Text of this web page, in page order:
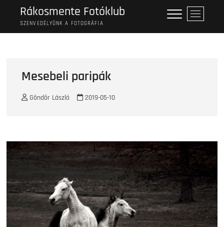
content
Rákosmente Fotóklub
SZENVEDÉLYÜNK A FOTOGRÁFIA
M
e
n
Mesebeli paripák
Göndör László 2019-05-10